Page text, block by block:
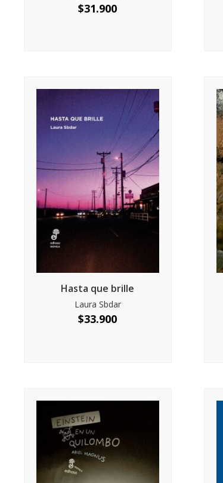
$31.900
Hasta que brille
Laura Sbdar
$33.900